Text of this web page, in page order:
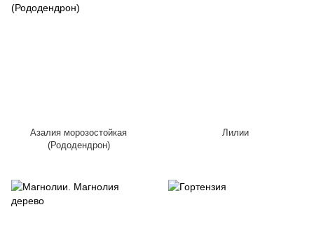
Азалия морозостойкая
(Рододендрон)
Лилии